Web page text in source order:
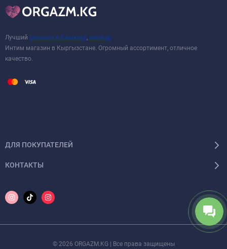
Лучший сексшоп в Бишкеке sexshop
Интим магазин в Кыргызстане. Огромный ассортимент, отличное
качество.
ДЛЯ ПОКУПАТЕЛЕЙ
КОНТАКТЫ
© 2026 ORGAZM.KG | Все права защищены